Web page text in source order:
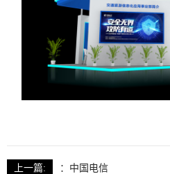
上一篇: ： 中国电信